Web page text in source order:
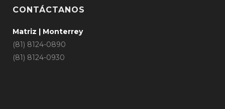
CONTÁCTANOS
Matriz | Monterrey
(81) 8124-0890
(81) 8124-0930